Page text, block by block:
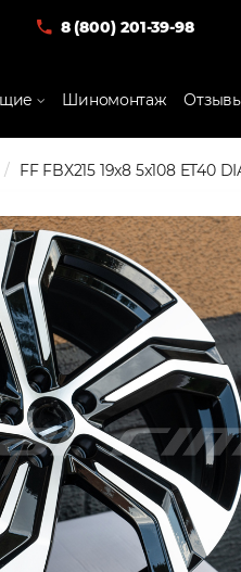
8 (800) 201-39-98
Шиномонтаж
FF FBX215 19x8 5x108 ET40